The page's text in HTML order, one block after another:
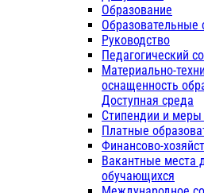
Образование
Образовательные
Руководство
Педагогический
Материально-
оснащенность
Доступная среда
Стипендии и
Платные
Финансово-
Вакантные места
обучающихся